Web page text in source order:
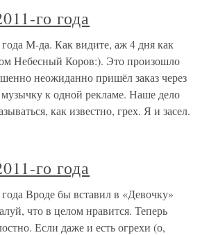
го года
года М-да. Как видите, аж 4 дня как
Небесный Коров:). Это произошло
неожиданно пришёл заказ через
к одной рекламе. Наше дело
как известно, грех. Я и засел.
го года
Вроде бы вставил в «Девочку»
что в целом нравится. Теперь
Если даже и есть огрехи (о,